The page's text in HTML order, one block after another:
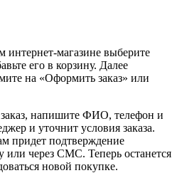
интернет-магазине выберите
его в корзину. Далее
на «Оформить заказ» или
напишите ФИО, телефон и
и уточнит условия заказа.
придет подтверждение
или через СМС. Теперь останется
новой покупке.